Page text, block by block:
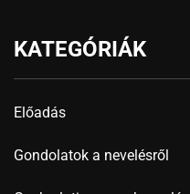
KATEGÓRIÁK
Előadás
Gondolatok a nevelésről